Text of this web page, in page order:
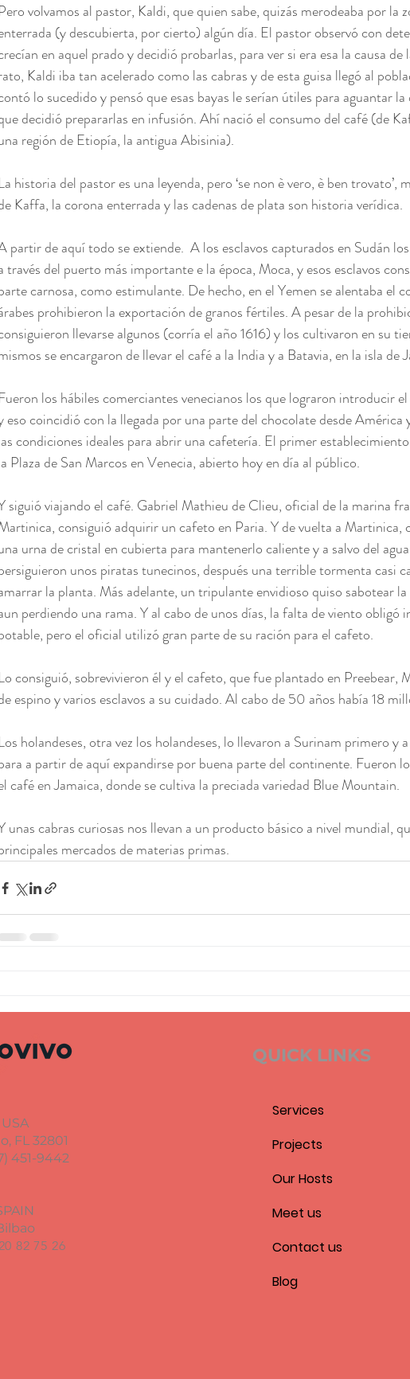
Pero volvamos al pastor, Kaldi, que quien sabe, quizás merodeaba por la
(y descubierta, por cierto) algún día. El pastor observó con
en aquel prado y decidió probarlas, para ver si era esa la causa
Kaldi iba tan acelerado como las cabras y de esta guisa llegó al
lo sucedido y pensó que esas bayas le serían útiles para aguantar
decidió prepararlas en infusión. Ahí nació el consumo del café (de
región de Etiopía, la antigua Abisinia).
La historia del pastor es una leyenda, pero ‘se non è vero, è ben trovato’,
Kaffa, la corona enterrada y las cadenas de plata son historia verídica.
partir de aquí todo se extiende.  A los esclavos capturados en Sudán
través del puerto más importante e la época, Moca, y esos esclavos
carnosa, como estimulante. De hecho, en el Yemen se alentaba el
prohibieron la exportación de granos fértiles. A pesar de la
llevarse algunos (corría el año 1616) y los cultivaron en su
se encargaron de llevar el café a la India y a Batavia, en la isla de
Fueron los hábiles comerciantes venecianos los que lograron introducir
eso coincidió con la llegada por una parte del chocolate desde América
condiciones ideales para abrir una cafetería. El primer
Plaza de San Marcos en Venecia, abierto hoy en día al público.
siguió viajando el café. Gabriel Mathieu de Clieu, oficial de la marina
consiguió adquirir un cafeto en Paria. Y de vuelta a Martinica,
urna de cristal en cubierta para mantenerlo caliente y a salvo del
unos piratas tunecinos, después una terrible tormenta casi
la planta. Más adelante, un tripulante envidioso quiso sabotear
perdiendo una rama. Y al cabo de unos días, la falta de viento obligó
pero el oficial utilizó gran parte de su ración para el cafeto.
Lo consiguió, sobrevivieron él y el cafeto, que fue plantado en Preebear,
espino y varios esclavos a su cuidado. Al cabo de 50 años había 18
Los holandeses, otra vez los holandeses, lo llevaron a Surinam primero y
a partir de aquí expandirse por buena parte del continente. Fueron
café en Jamaica, donde se cultiva la preciada variedad Blue Mountain.
unas cabras curiosas nos llevan a un producto básico a nivel mundial,
mercados de materias primas.
USA
FL 32801
451-9442
82 75 26
QUICK LINKS
Services
Projects
Our Hosts
Meet us
Contact us
Blog